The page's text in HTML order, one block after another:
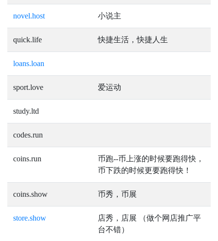
novel.host 小说主
quick.life 快捷生活，快捷人生
loans.loan
sport.love 爱运动
study.ltd
codes.run
coins.run
币跑--币上涨的时候要跑得快，
币下跌的时候更要跑得快！
coins.show 币秀，币展
store.show
店秀，店展 （做个网店推广平
台不错）